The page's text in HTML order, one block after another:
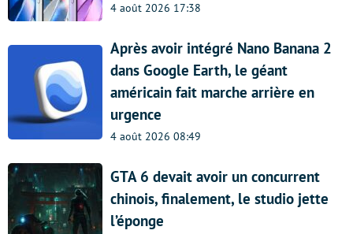
4 août 2026 17:38
Après avoir intégré Nano Banana 2
dans Google Earth, le géant
américain fait marche arrière en
urgence
4 août 2026 08:49
GTA 6 devait avoir un concurrent
chinois, finalement, le studio jette
l’éponge